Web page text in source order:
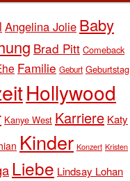
Angelina Jolie Baby
Brad Pitt Comeback
Familie Geburt Geburtstag
Hollywood
Kanye West Karriere Katy
Kinder Konzert Kristen
Liebe Lindsay Lohan